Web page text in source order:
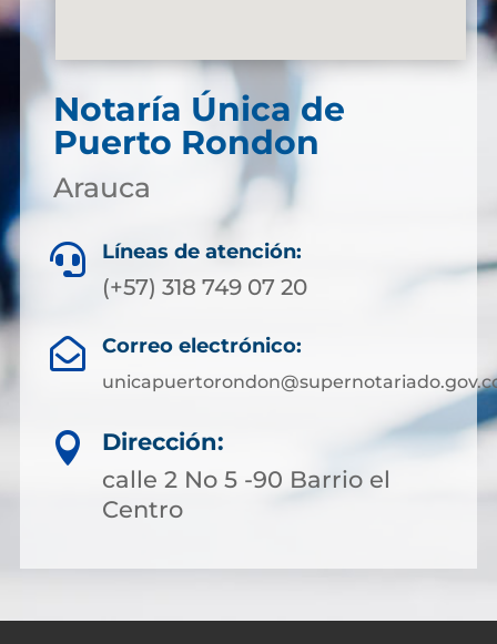
Notaría Única de
Puerto Rondon
Arauca
 Líneas de atención:
(+57) 318 749 07 20
 Correo electrónico:

Dirección:
calle 2 No 5 -90 Barrio el
Centro